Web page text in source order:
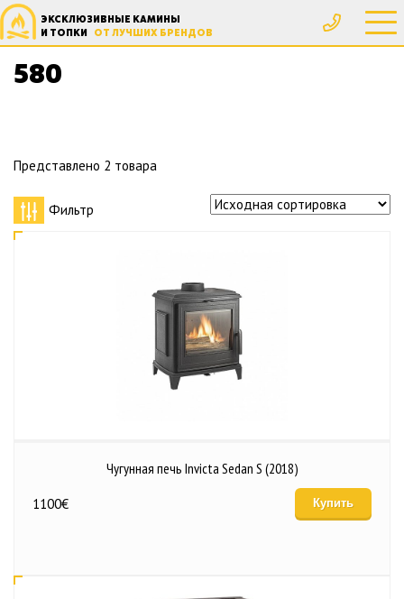
ЭКСКЛЮЗИВНЫЕ КАМИНЫ
И ТОПКИ ОТ ЛУЧШИХ БРЕНДОВ
580
Главная Товар Высота, мм
Представлено 2 товара
Фильтр
Чугунная печь Invicta Sedan S (2018)
1100€ Купить